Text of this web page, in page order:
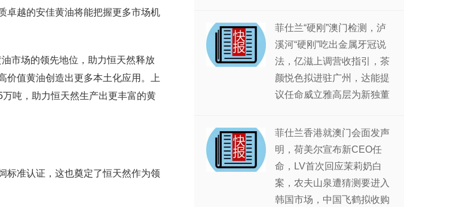
卓越的安佳黄油将能把握更多市场机
市场的领先地位，助力恒天然释放
价值黄油创造出更多本土化应用。上
吨，助力恒天然生产出更丰富的黄
标准认证，这也奠定了恒天然作为领
菲仕兰“硬刚”澳门检测，泸
溪河“硬刚”吃出金属牙冠说
法，亿滋上调营收指引，茶
颜悦色拟进驻广州，达能提
议任命威立雅高层为新独董
菲仕兰香港就澳门会面发声
明，荷美尔宣布新CEO任
命，LV首次回应茉莉奶白
案，农夫山泉遭猜测要进入
韩国市场，中国飞鹤拟收购